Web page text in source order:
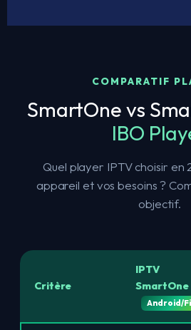
COMPARATIF
SmartOne vs
IBO
Quel player IPTV choisir en
appareil et vos besoins ?
objectif.
Critère
IPTV
SmartOne
Android/